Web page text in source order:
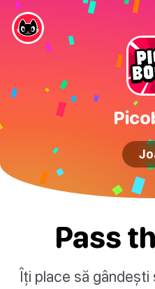
Pass
Îți place să